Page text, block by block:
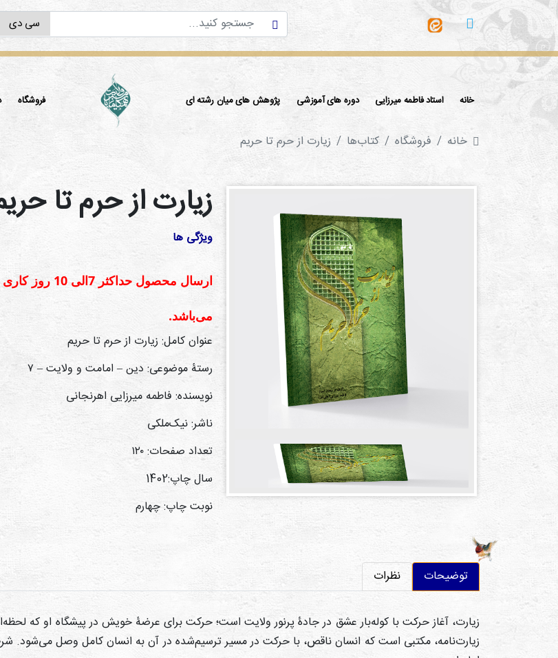
خانه استاد فاطمه میرزایی دوره های آموزشی پژوهش های میان رشته ای فروشگاه
خانه فروشگاه کتاب‌ها‌ زیارت از حرم تا حریم
زیارت از حرم تا
ویژگی ها
ارسال محصول حداكثر 7الی 10 روز كاری
می‌باشد.
عنوان کامل: زیارت از حرم تا حریم
رستۀ موضوعی: دین – امامت و ولایت – ۷
نویسنده: فاطمه میرزایی اهرنجانی
ناشر: نیک‌ملکی
تعداد صفحات: ۱۲۰
سال چاپ:1402
نوبت چاپ: چهارم
توضیحات نظرات
زیارت، آغاز حرکت با کوله‌بار عشق در جادۀ پرنور ولایت است؛ حرکت برای عرضۀ خویش در پیشگاه او که
زیارت‌نامه، مکتبی است که انسان ناقص، با حرکت در مسیر ترسیم‌شده در آن به انسان کامل وصل